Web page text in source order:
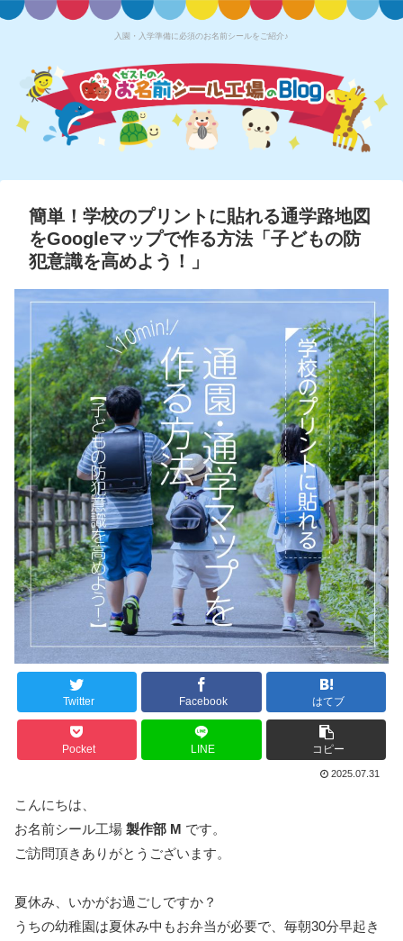
入園・入学準備に必須のお名前シールをご紹介♪
簡単！学校のプリントに貼れる通学路地図
をGoogleマップで作る方法「子どもの防
犯意識を高めよう！」
Twitter Facebook はてブ
Pocket LINE コピー
2025.07.31
こんにちは、
お名前シール工場 製作部 M です。
ご訪問頂きありがとうございます。
夏休み、いかがお過ごしですか？
うちの幼稚園は夏休み中もお弁当が必要で、毎朝30分早起き